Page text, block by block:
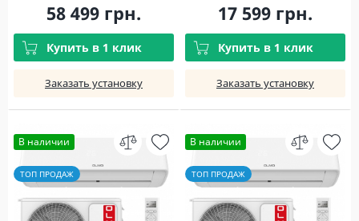
58 499 грн.
Купить в 1 клик
Заказать установку
17 599 грн.
Купить в 1 клик
Заказать установку
В наличии
ТОП ПРОДАЖ
В наличии
ТОП ПРОДАЖ